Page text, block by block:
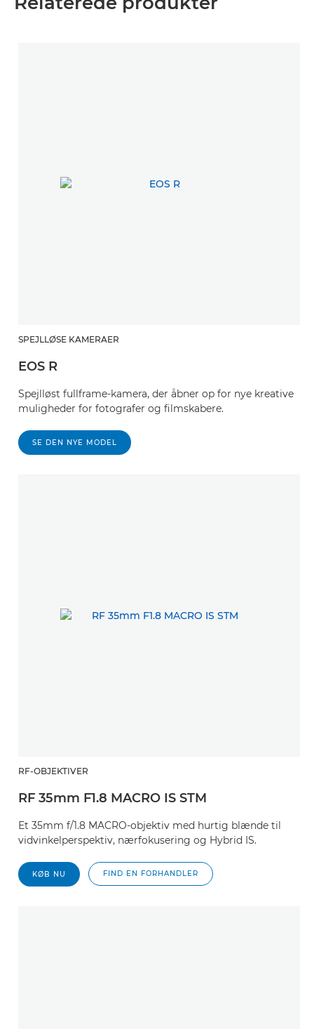
SPEJLLØSE KAMERAER
EOS R
Spejlløst fullframe-kamera, der åbner op for nye kreative
muligheder for fotografer og filmskabere.
SE DEN NYE MODEL
RF-OBJEKTIVER
RF 35mm F1.8 MACRO IS STM
Et 35mm f/1.8 MACRO-objektiv med hurtig blænde til
vidvinkelperspektiv, nærfokusering og Hybrid IS.
KØB NU FIND EN FORHANDLER